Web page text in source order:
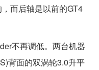
而后轴是以前的GT4
不再调低。两台机器
背面的双涡轮3.0升平